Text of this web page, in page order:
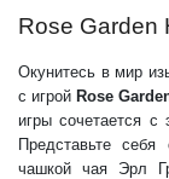
Rose Garden
Окунитесь в мир
с игрой Rose
игры сочетается с
Представьте
чашкой чая Эрл